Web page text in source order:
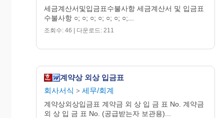
세금계산서및입금표수불사항 세금계산서 및 입금표
수불사항 ○; ○; ○; ○; ○; ○; ○;...
조회수: 46 | 다운로드: 211
계약상 외상 입금표
회사서식 > 세무/회계
계약상외상입금표 계약금 외 상 입 금 표 No. 계약금
외 상 입 금 표 No. (공급받는자 보관용)...